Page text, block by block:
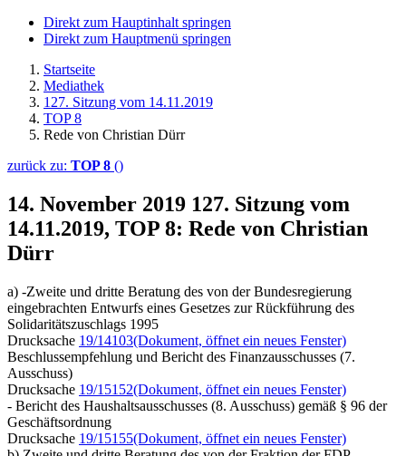
Direkt zum Hauptinhalt springen
Direkt zum Hauptmenü springen
Startseite
Mediathek
127. Sitzung vom 14.11.2019
TOP 8
Rede von Christian Dürr
zurück zu: TOP 8 ()
14. November 2019 127. Sitzung vom
14.11.2019, TOP 8: Rede von Christian
Dürr
a) -Zweite und dritte Beratung des von der Bundesregierung
eingebrachten Entwurfs eines Gesetzes zur Rückführung des
Solidaritätszuschlags 1995
Drucksache 19/14103(Dokument, öffnet ein neues Fenster)
Beschlussempfehlung und Bericht des Finanzausschusses (7.
Ausschuss)
Drucksache 19/15152(Dokument, öffnet ein neues Fenster)
- Bericht des Haushaltsausschusses (8. Ausschuss) gemäß § 96 der
Geschäftsordnung
Drucksache 19/15155(Dokument, öffnet ein neues Fenster)